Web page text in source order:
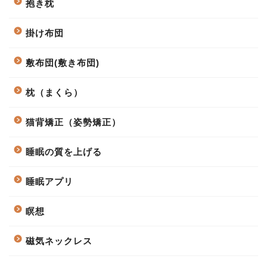
抱き枕
掛け布団
敷布団(敷き布団)
枕（まくら）
猫背矯正（姿勢矯正）
睡眠の質を上げる
睡眠アプリ
瞑想
磁気ネックレス